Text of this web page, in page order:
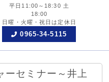
平日11:00～18:30 土
18:00
日曜・火曜・祝日は定休日
0965-34-5115
ーセミナー～井上